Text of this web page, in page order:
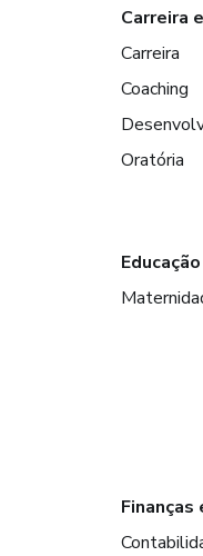
Carreira
Carreira
Coaching
Oratória
Finanças